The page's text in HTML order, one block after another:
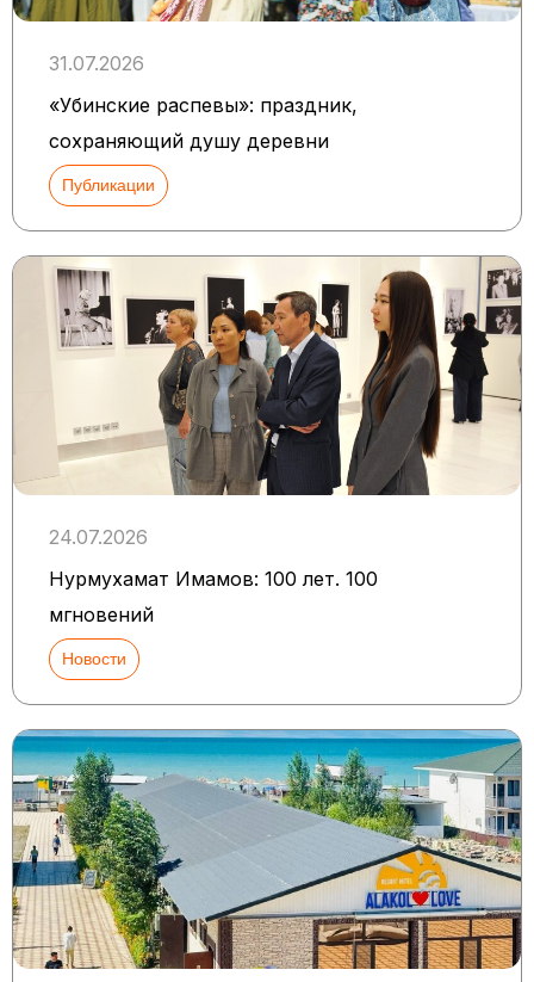
31.07.2026
«Убинские распевы»: праздник,
сохраняющий душу деревни
Публикации
24.07.2026
Нурмухамат Имамов: 100 лет. 100
мгновений
Новости